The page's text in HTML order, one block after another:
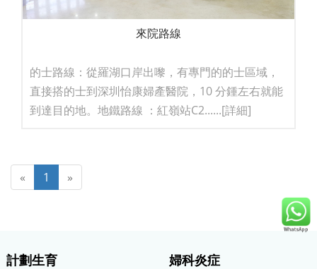
來院路線
的士路線：從羅湖口岸出嚟，有專門的的士區域，
直接搭的士到深圳怡康婦產醫院，10 分鍾左右就能
到達目的地。地鐵路線 ：紅嶺站C2......[詳細]
« 1 »
計劃生育 婦科炎症